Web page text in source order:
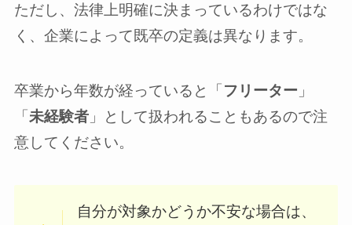
ただし、法律上明確に決まっているわけではな
く、企業によって既卒の定義は異なります。
卒業から年数が経っていると「 フリーター 」
「 未経験者」として扱われることもあるので注
意してください。
自分が対象かどうか不安な場合は、